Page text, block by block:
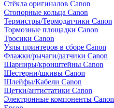
Стёкла оригиналов Canon
Стопорные кольца Canon
Термистры/Термодатчики Canon
Тормозные площадки Canon
Тросики Canon
Узлы принтеров в сборе Canon
Флажки/рычаги/датчики Canon
Шарниры/кронштейны Canon
Шестерни/шкивы Canon
Шлейфы/Кабели Canon
Щетки/антистатики Canon
Электронные компоненты Canon